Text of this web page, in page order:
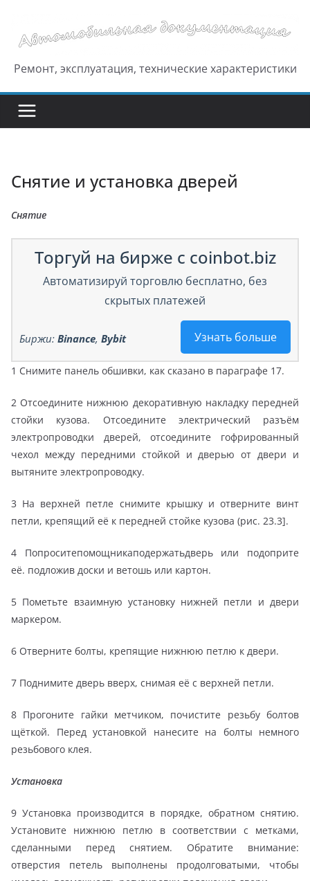
содержимому
Ремонт, эксплуатация, технические характеристики
Снятие и установка дверей
Снятие
Торгуй на бирже с coinbot.biz
Автоматизируй торговлю бесплатно, без
скрытых платежей
Узнать больше
Биржи: Binance, Bybit
1 Снимите панель обшивки, как сказано в параграфе 17.
2 Отсоедините нижнюю декоративную накладку передней
стойки кузова. Отсоедините электрический разъём
электропроводки дверей, отсоедините гофрированный
чехол между передними стойкой и дверью от двери и
вытяните электропроводку.
3 На верхней петле снимите крышку и отверните винт
петли, крепящий её к передней стойке кузова (рис. 23.3].
4 Попроситепомощникаподержатьдверь или подоприте
её. подложив доски и ветошь или картон.
5 Пометьте взаимную установку нижней петли и двери
маркером.
6 Отверните болты, крепящие нижнюю петлю к двери.
7 Поднимите дверь вверх, снимая её с верхней петли.
8 Прогоните гайки метчиком, почистите резьбу болтов
щёткой. Перед установкой нанесите на болты немного
резьбового клея.
Установка
9 Установка производится в порядке, обратном снятию.
Установите нижнюю петлю в соответствии с метками,
сделанными перед снятием. Обратите внимание:
отверстия петель выполнены продолговатыми, чтобы